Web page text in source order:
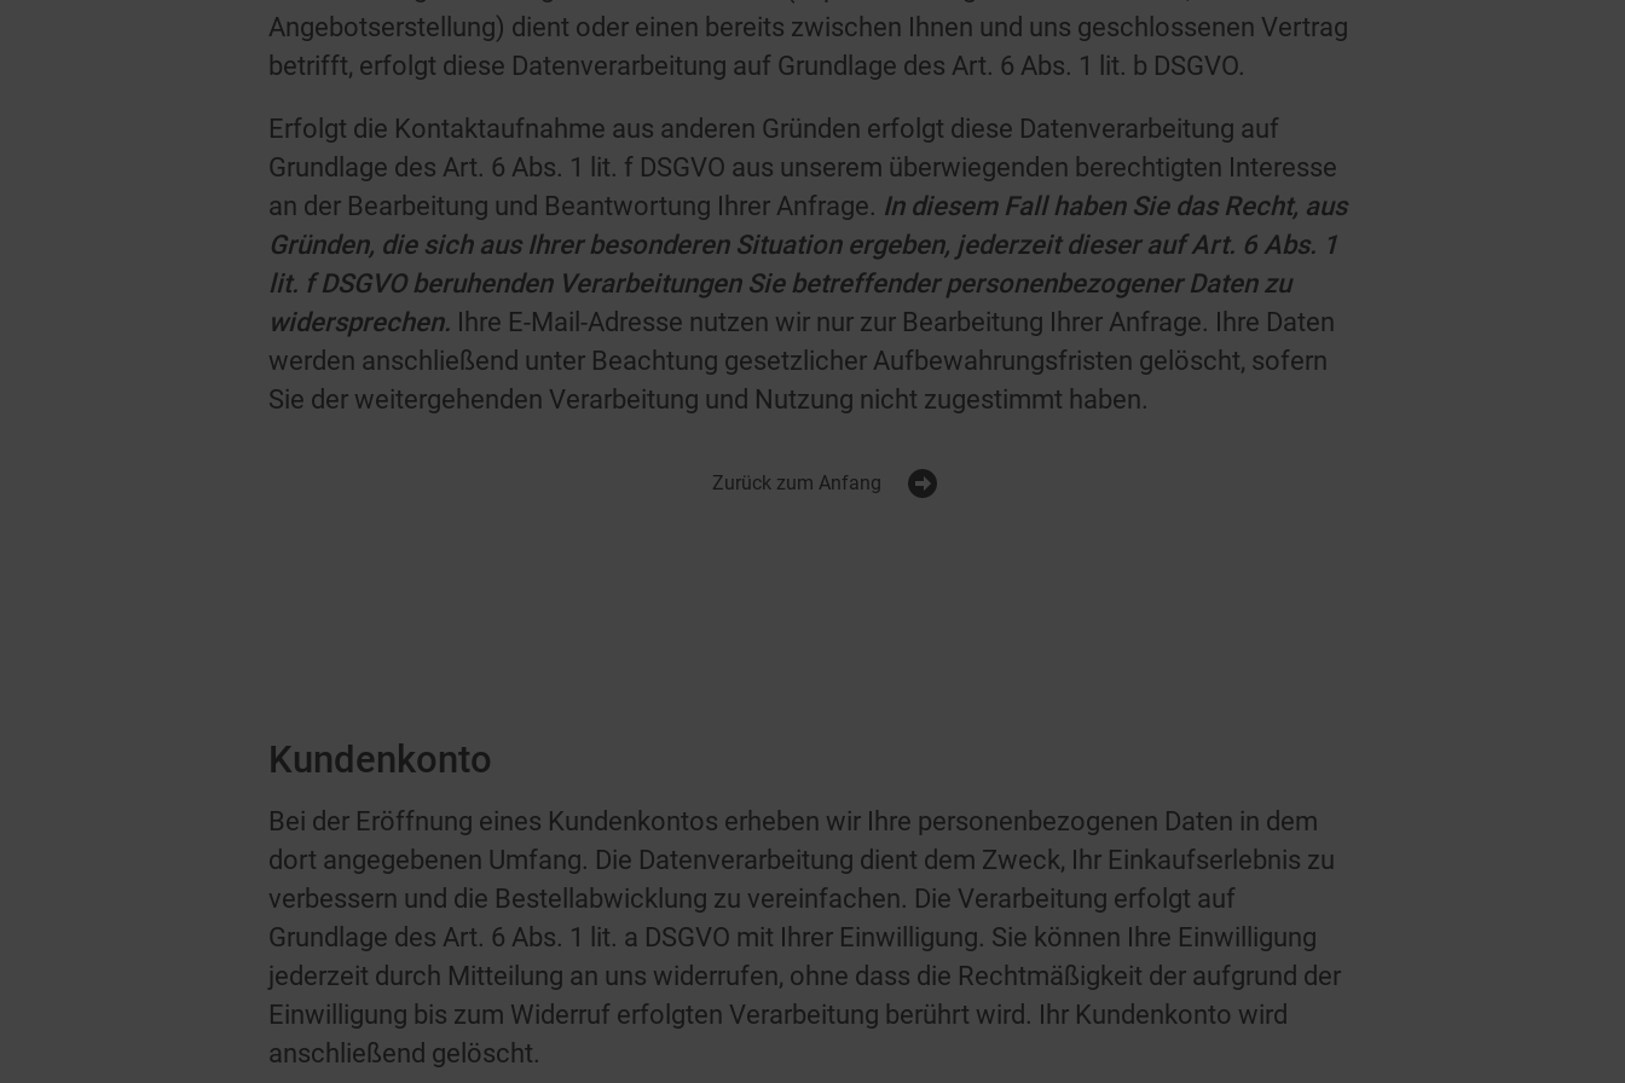
Angebotserstellung) dient oder einen bereits zwischen Ihnen und uns geschlossenen Vertrag
betrifft, erfolgt diese Datenverarbeitung auf Grundlage des Art. 6 Abs. 1 lit. b DSGVO.
Erfolgt die Kontaktaufnahme aus anderen Gründen erfolgt diese Datenverarbeitung auf
Grundlage des Art. 6 Abs. 1 lit. f DSGVO aus unserem überwiegenden berechtigten Interesse
an der Bearbeitung und Beantwortung Ihrer Anfrage. In diesem Fall haben Sie das Recht, aus
Gründen, die sich aus Ihrer besonderen Situation ergeben, jederzeit dieser auf Art. 6 Abs. 1
lit. f DSGVO beruhenden Verarbeitungen Sie betreffender personenbezogener Daten zu
widersprechen. Ihre E-Mail-Adresse nutzen wir nur zur Bearbeitung Ihrer Anfrage. Ihre Daten
werden anschließend unter Beachtung gesetzlicher Aufbewahrungsfristen gelöscht, sofern
Sie der weitergehenden Verarbeitung und Nutzung nicht zugestimmt haben.
Zurück zum Anfang
Kundenkonto
Bei der Eröffnung eines Kundenkontos erheben wir Ihre personenbezogenen Daten in dem
dort angegebenen Umfang. Die Datenverarbeitung dient dem Zweck, Ihr Einkaufserlebnis zu
verbessern und die Bestellabwicklung zu vereinfachen. Die Verarbeitung erfolgt auf
Grundlage des Art. 6 Abs. 1 lit. a DSGVO mit Ihrer Einwilligung. Sie können Ihre Einwilligung
jederzeit durch Mitteilung an uns widerrufen, ohne dass die Rechtmäßigkeit der aufgrund der
Einwilligung bis zum Widerruf erfolgten Verarbeitung berührt wird. Ihr Kundenkonto wird
anschließend gelöscht.